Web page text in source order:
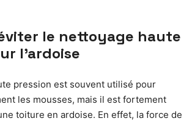
le nettoyage haute
l’ardoise
pression est souvent utilisé pour
les mousses, mais il est fortement
toiture en ardoise. En effet, la force de